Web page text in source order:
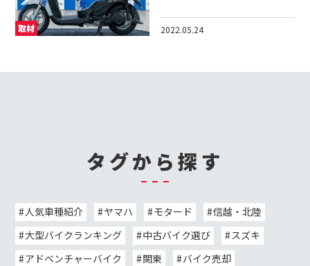
取材 2022.05.24
タグから探す
人気車種紹介 ヤマハ モタード
信越・北陸
大型バイクランキング
中古バイク選び
スズキ
アドベンチャーバイク
関東
バイク売却